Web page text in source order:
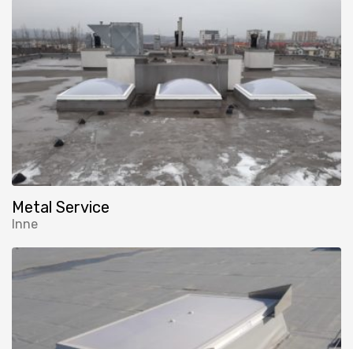
Metal Service
Inne